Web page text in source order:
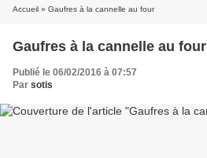
Accueil » Gaufres à la cannelle au four
Gaufres à la cannelle au four
Publié le 06/02/2016 à 07:57
Par sotis